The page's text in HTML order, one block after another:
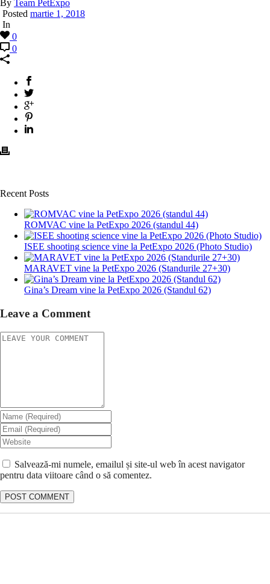
By Team PetExpo
Posted martie 1, 2018
In
0
0
Recent Posts
ROMVAC vine la PetExpo 2026 (standul 44)
ISEE shooting science vine la PetExpo 2026 (Photo Studio)
MARAVET vine la PetExpo 2026 (Standurile 27+30)
Gina’s Dream vine la PetExpo 2026 (Standul 62)
Leave a Comment
Salvează-mi numele, emailul și site-ul web în acest navigator
pentru data viitoare când o să comentez.